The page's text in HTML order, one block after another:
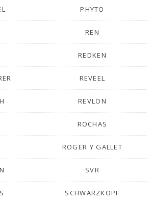
PHYTO
REN
REDKEN
REVEEL
REVLON
ROCHAS
ROGER Y GALLET
SVR
SCHWARZKOPF